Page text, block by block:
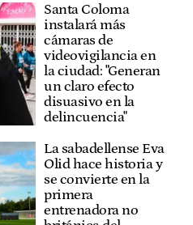
Santa Coloma
instalará más
cámaras de
videovigilancia en
la ciudad: "Generan
un claro efecto
disuasivo en la
delincuencia"
La sabadellense Eva
Olid hace historia y
se convierte en la
primera
entrenadora no